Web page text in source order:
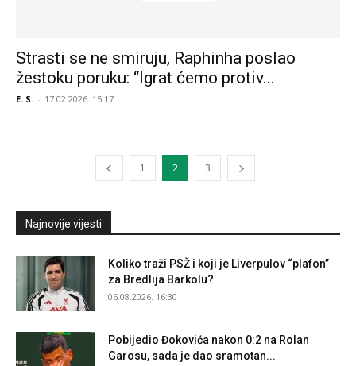
Strasti se ne smiruju, Raphinha poslao
žestoku poruku: “Igrat ćemo protiv...
E. S. - 17.02.2026. 15:17
1 2 3
Najnovije vijesti
Koliko traži PSŽ i koji je Liverpulov “plafon”
za Bredlija Barkolu?
06.08.2026. 16:30
Pobijedio Đokovića nakon 0:2 na Rolan
Garosu, sada je dao sramotan...